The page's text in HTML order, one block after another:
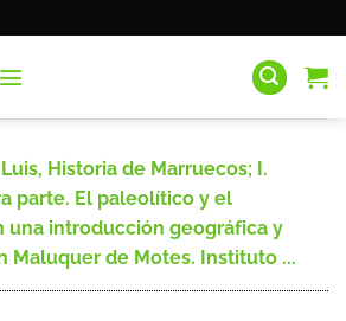
Luis, Historia de Marruecos; I.
parte. El paleolítico y el
una introducción geográfica y
Maluquer de Motes. Instituto ...